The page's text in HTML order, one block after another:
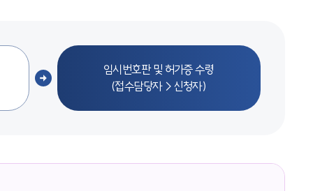
임시번호판 및 허가증 수령
(접수담당자→신청자)